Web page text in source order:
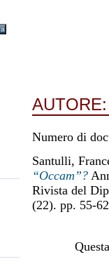
Numero di
Santulli,
“Occam”?
Rivista del
(22). pp. 55-